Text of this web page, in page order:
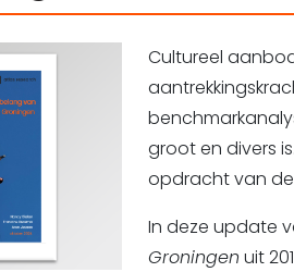
Cultureel
groot en divers
opdracht van
In deze update
Groningen uit